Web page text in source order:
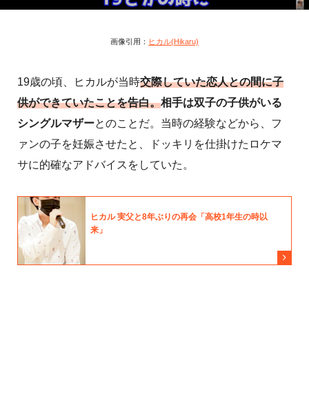
画像引用： ヒカル(Hikaru)
19歳の頃、ヒカルが当時交際していた恋人との間に子
供ができていたことを告白。相手は双子の子供がいる
シングルマザーとのことだ。当時の経験などから、フ
ァンの子を妊娠させたと、ドッキリを仕掛けたロケマ
サに的確なアドバイスをしていた。